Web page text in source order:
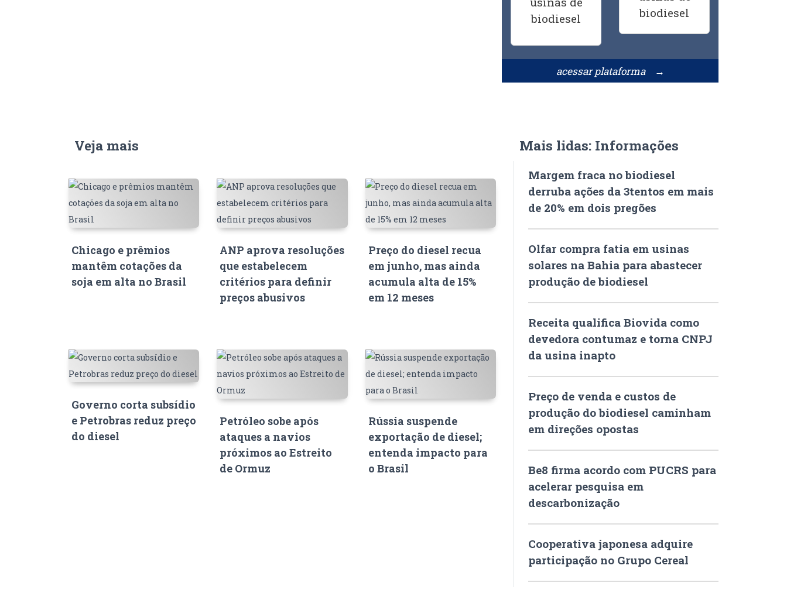
acessar plataforma →
Veja mais
Chicago e prêmios
mantêm cotações da
soja em alta no Brasil
ANP aprova resoluções
que estabelecem
critérios para definir
preços abusivos
Preço do diesel recua
em junho, mas ainda
acumula alta de 15%
em 12 meses
Governo corta subsídio
e Petrobras reduz preço
do diesel
Petróleo sobe após
ataques a navios
próximos ao Estreito
de Ormuz
Rússia suspende
exportação de diesel;
entenda impacto para
o Brasil
Mais lidas: Informações
Margem fraca no biodiesel
derruba ações da 3tentos em mais
de 20% em dois pregões
Olfar compra fatia em usinas
solares na Bahia para abastecer
produção de biodiesel
Receita qualifica Biovida como
devedora contumaz e torna CNPJ
da usina inapto
Preço de venda e custos de
produção do biodiesel caminham
em direções opostas
Be8 firma acordo com PUCRS para
acelerar pesquisa em
descarbonização
Cooperativa japonesa adquire
participação no Grupo Cereal